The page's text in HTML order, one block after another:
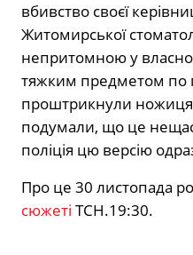
вбивство своєї
Житомирської
непритомною у
тяжким предметом по
проштрикнули
подумали, що це
поліція цю версію
Про це 30 листопада
сюжеті ТСН.19:30.